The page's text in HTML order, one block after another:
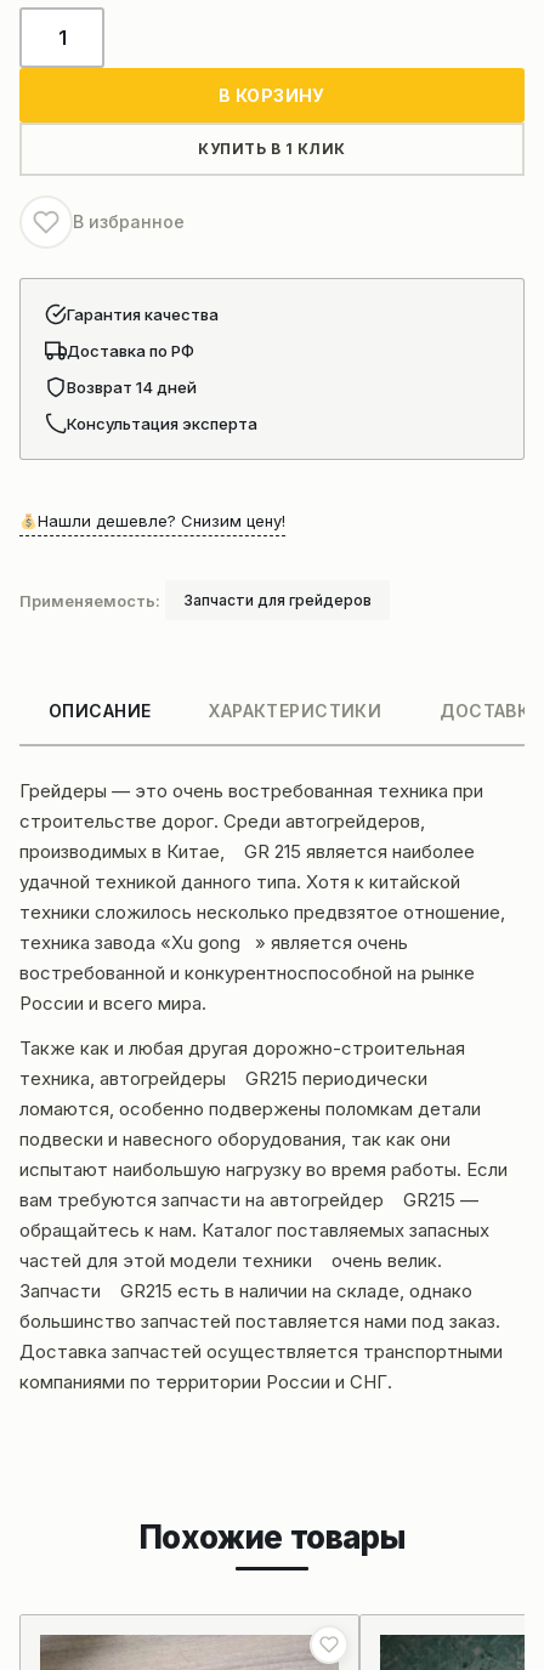
товара
83513203
В КОРЗИНУ
КУПИТЬ В 1 КЛИК
В избранное
Гарантия качества
Доставка по РФ
Возврат 14 дней
Консультация эксперта
Нашли дешевле? Снизим цену!
Применяемость: Запчасти для грейдеров
ОПИСАНИЕ ХАРАКТЕРИСТИКИ
Грейдеры — это очень востребованная техника при
строительстве дорог. Среди автогрейдеров,
производимых в Китае, GR 215 является наиболее
удачной техникой данного типа. Хотя к китайской
техники сложилось несколько предвзятое отношение,
техника завода «Xu gong » является очень
востребованной и конкурентноспособной на рынке
России и всего мира.
Также как и любая другая дорожно-строительная
техника, автогрейдеры GR215 периодически
ломаются, особенно подвержены поломкам детали
подвески и навесного оборудования, так как они
испытают наибольшую нагрузку во время работы. Если
вам требуются запчасти на автогрейдер GR215 —
обращайтесь к нам. Каталог поставляемых запасных
частей для этой модели техники очень велик.
Запчасти GR215 есть в наличии на складе, однако
большинство запчастей поставляется нами под заказ.
Доставка запчастей осуществляется транспортными
компаниями по территории России и СНГ.
Похожие товары